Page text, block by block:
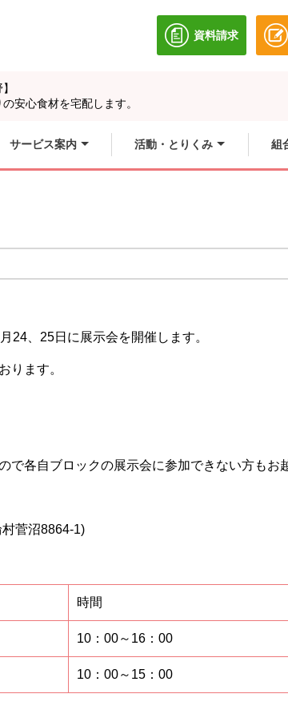
資料請求
別のウィンドウ
安心食材を宅配します。
サービス案内 活動・とりくみ 組
24、25日に展示会を開催します。
ります。
で各自ブロックの展示会に参加できない方もお
村菅沼8864-1)
時間
10：00～16：00
10：00～15：00